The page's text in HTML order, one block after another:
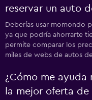
reservar un auto
Deberías usar momondo
ya que podría ahorrarte
permite comparar los
miles de webs de autos
¿Cómo me
la mejor oferta